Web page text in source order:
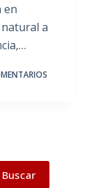
en
a
Buscar